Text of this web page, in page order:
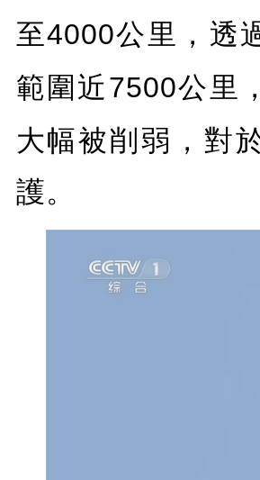
至4000公里，透
範圍近7500公里
大幅被削弱，對
護。